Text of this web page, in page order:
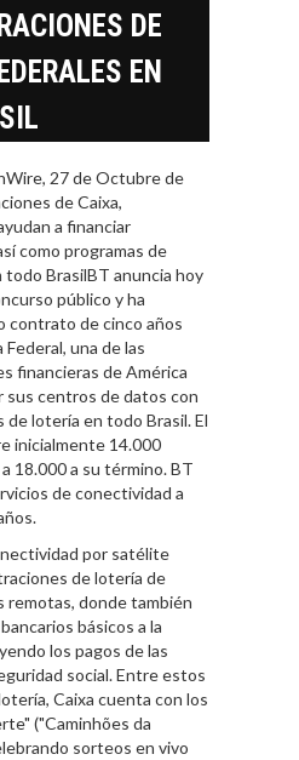
DE
EN
27 de Octubre de
de Caixa,
a financiar
como programas de
todo BrasilBT anuncia hoy
público y ha
contrato de cinco años
una de las
financieras de América
sus centros de datos con
de lotería en todo Brasil. El
inicialmente 14.000
18.000 a su término. BT
de conectividad a
por satélite
de lotería de
remotas, donde también
básicos a la
los pagos de las
social. Entre estos
Caixa cuenta con los
("Caminhões da
sorteos en vivo